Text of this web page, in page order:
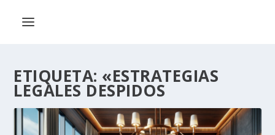
ETIQUETA: «ESTRATEGIAS
LEGALES DESPIDOS